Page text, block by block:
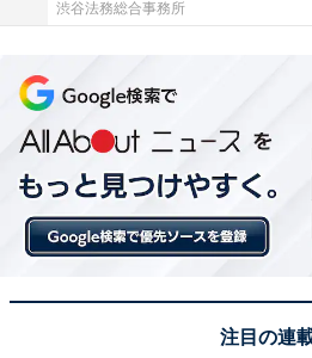
さらに、キャンペーン対象施設
ペシャルプランや豪華特典が付
をお得に楽しみたい方は、ぜひ
う。
＞楽天トラベルでキャンペーンを
※掲載されている情報は記事公
じめご了承ください。また、記
渋谷法務総合事務所
注目の連